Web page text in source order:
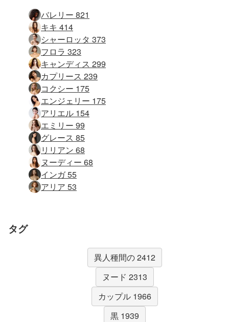
バレリー 821
キキ 414
シャーロッタ 373
フロラ 323
キャンディス 299
カプリース 239
コクシー 175
エンジェリー 175
アリエル 154
エミリー 99
グレース 85
リリアン 68
ヌーディー 68
インガ 55
アリア 53
タグ
異人種間の 2412
ヌード 2313
カップル 1966
黒 1939